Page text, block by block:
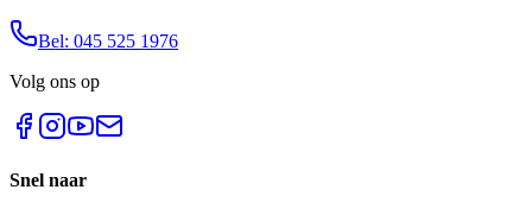
Bel: 045 525 1976
Volg ons op
Snel naar